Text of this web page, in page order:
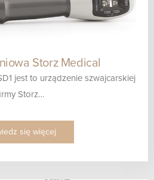
Storz Medical
jest to urządzenie szwajcarskiej
Storz…
się więcej